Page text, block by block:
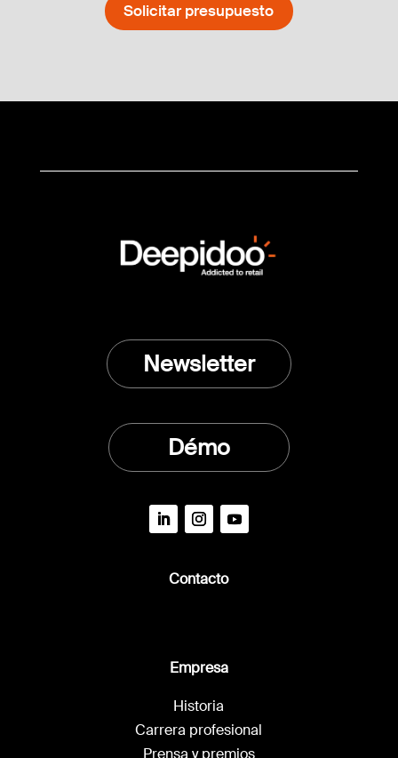
Solicitar presupuesto
Empresa
Historia
Carrera profesional
Prensa y premios
Contacto
Newsletter
Démo